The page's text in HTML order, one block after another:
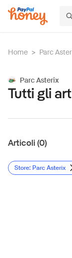
Home > Parc
Parc Asterix
Tutti gli
Articoli (0)
Store: Parc Asterix